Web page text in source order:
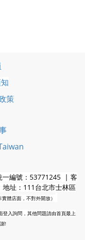
策
一編號：53771245 | 客
址：111台北市士林區
實體店面，不對外開放）
登入詢問，其他問題請由首頁最上
!